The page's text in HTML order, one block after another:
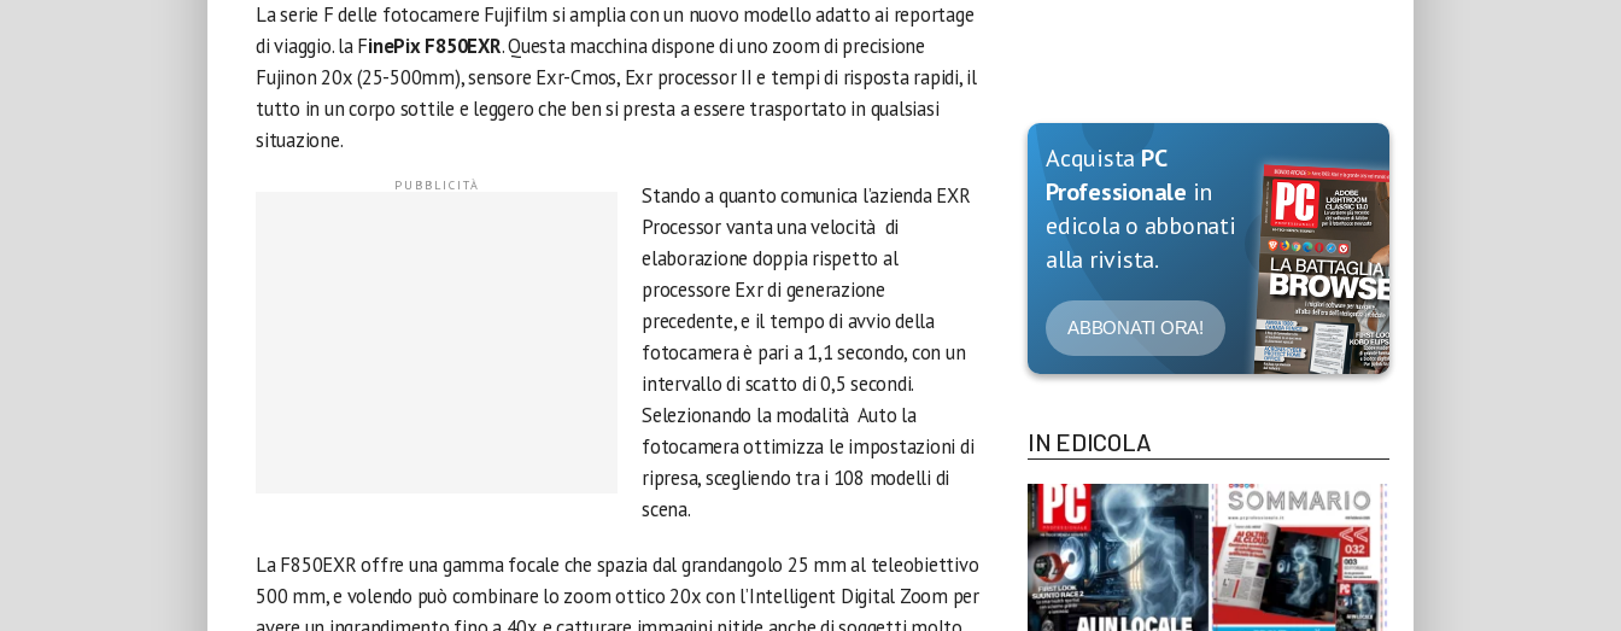
La serie F delle fotocamere Fujifilm si amplia con un nuovo modello adatto ai reportage
di viaggio. la FinePix F850EXR. Questa macchina dispone di uno zoom di precisione
Fujinon 20x (25-500mm), sensore Exr-Cmos, Exr processor II e tempi di risposta rapidi, il
tutto in un corpo sottile e leggero che ben si presta a essere trasportato in qualsiasi
situazione.
Stando a quanto comunica l’azienda EXR
Processor vanta una velocità di
elaborazione doppia rispetto al
processore Exr di generazione
precedente, e il tempo di avvio della
fotocamera è pari a 1,1 secondo, con un
intervallo di scatto di 0,5 secondi.
Selezionando la modalità Auto la
fotocamera ottimizza le impostazioni di
ripresa, scegliendo tra i 108 modelli di
scena.
La F850EXR offre una gamma focale che spazia dal grandangolo 25 mm al teleobiettivo
500 mm, e volendo può combinare lo zoom ottico 20x con l’Intelligent Digital Zoom per
Acquista PC
Professionale in
edicola o abbonati
alla rivista.
ABBONATI ORA!
IN EDICOLA